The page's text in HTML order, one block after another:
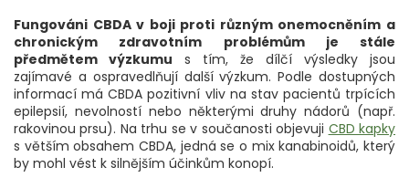
Fungováni CBDA v boji proti různým onemocněním a
chronickým zdravotním problémům je stále
předmětem výzkumu s tím, že dílčí výsledky jsou
zajímavé a ospravedlňují další výzkum. Podle dostupných
informací má CBDA pozitivní vliv na stav pacientů trpících
epilepsií, nevolností nebo některými druhy nádorů (např.
rakovinou prsu). Na trhu se v součanosti objevuji CBD kapky
s větším obsahem CBDA, jedná se o mix kanabinoidů, který
by mohl vést k silnějším účinkům konopí.